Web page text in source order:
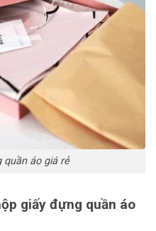
quần áo giá rẻ
giấy đựng quần áo